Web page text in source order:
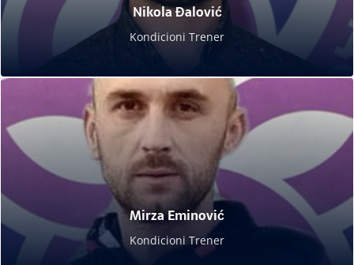
Nikola Đalović
Kondicioni Trener
Mirza Eminović
Kondicioni Trener